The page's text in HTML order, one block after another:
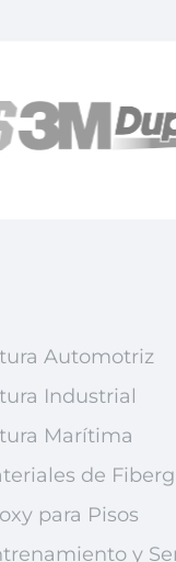
Automotriz
Industrial
Marítima
de
para Pisos
y